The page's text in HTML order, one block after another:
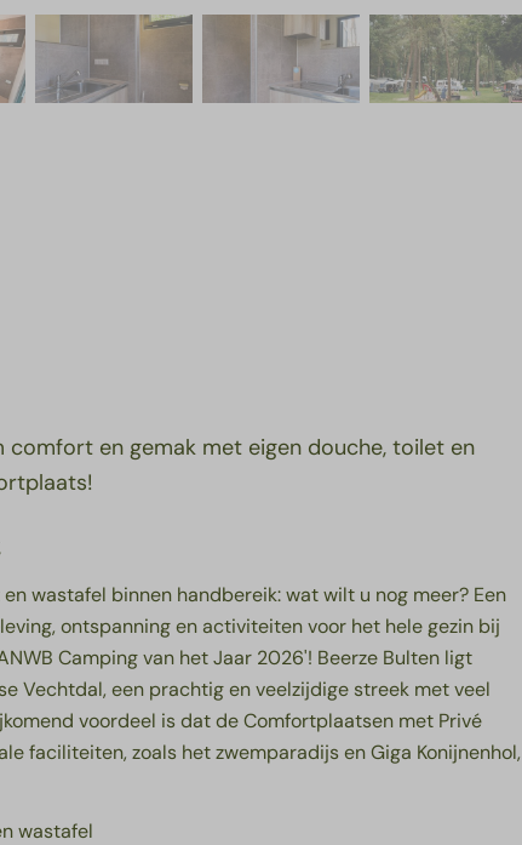
comfort en gemak met eigen douche, toilet en
wastafel binnen handbereik: wat wilt u nog meer? Een
ontspanning en activiteiten voor het hele gezin bij
Camping van het Jaar 2026'! Beerze Bulten ligt
Vechtdal, een prachtig en veelzijdige streek met veel
voordeel is dat de Comfortplaatsen met Privé
faciliteiten, zoals het zwemparadijs en Giga Konijnenhol,
wastafel